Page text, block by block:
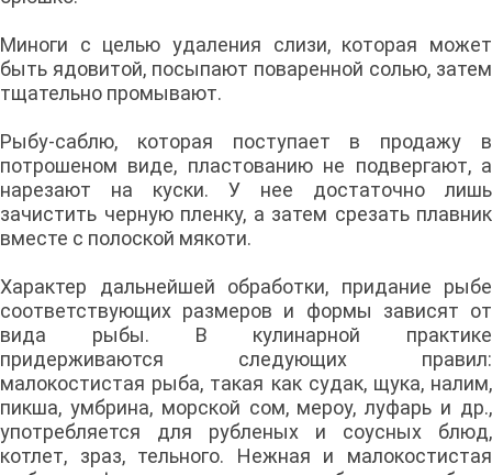
Миноги с целью удаления слизи, которая может
быть ядовитой, посыпают поваренной солью, затем
тщательно промывают.
Рыбу-саблю, которая поступает в продажу в
потрошеном виде, пластованию не подвергают, а
нарезают на куски. У нее достаточно лишь
зачистить черную пленку, а затем срезать плавник
вместе с полоской мякоти.
Характер дальнейшей обработки, придание рыбе
соответствующих размеров и формы зависят от
вида рыбы. В кулинарной практике
придерживаются следующих правил:
малокостистая рыба, такая как судак, щука, налим,
пикша, умбрина, морской сом, мероу, луфарь и др.,
употребляется для рубленых и соусных блюд,
котлет, зраз, тельного. Нежная и малокостистая